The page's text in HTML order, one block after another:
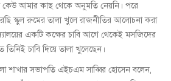
কেউ আমার কাছ থেকে অনুমতি নেয়নি। পরে
স্কুল রুমের তালা খুলে রাজনীতির আলোচনা করা
একটি কক্ষের চাবি আগে থেকেই মসজিদের
তিনিই চাবি দিয়ে তালা খুলেছেন।
শাখার সভাপতি এইচএম সাব্বির হোসেন বলেন,